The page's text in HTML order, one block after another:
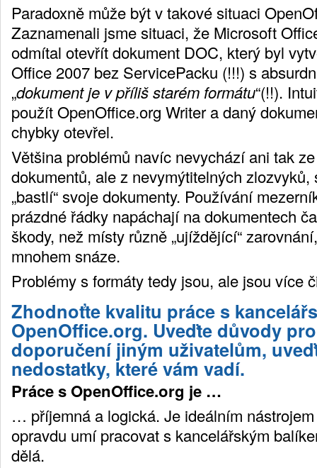
Paradoxně může být v takové situaci
Zaznamenali jsme situaci, že Microsoft
odmítal otevřít dokument DOC, který byl
Office 2007 bez ServicePacku (!!!) s
„dokument je v příliš starém formátu“(!!).
použít OpenOffice.org Writer a daný
chybky otevřel.
Většina problémů navíc nevychází ani tak
dokumentů, ale z nevymýtitelných
„bastlí“ svoje dokumenty. Používání
prázdné řádky napáchají na dokumentech
škody, než místy různě „ujíždějící“
mnohem snáze.
Problémy s formáty tedy jsou, ale jsou více
Zhodnoťte kvalitu práce s
OpenOffice.org. Uveďte důvody
doporučení jiným uživatelům,
nedostatky, které vám vadí.
Práce s OpenOffice.org je …
… příjemná a logická. Je ideálním
opravdu umí pracovat s kancelářským
dělá.